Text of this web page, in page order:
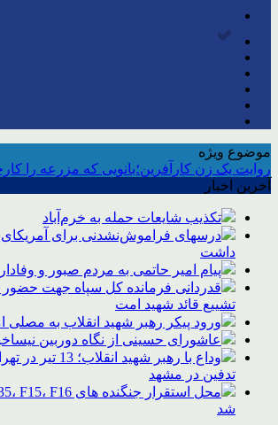
موضوع ویژه
روایت یک زن کارآفرین؛بانویی که مزرعه را
آخرین اخبار
تکذیب شایعات حمله به خرم‌آباد
درسهای فراموش‌نشدنی برای آمریکای
داشت
پیام امیر حاتمی به مردم صبور و
قدردانی فرمانده کل سپاه جهت حضور
تشییع قائد شهید امت
ورود پیکر رهبر شهید انقلاب به مصلی
عاشورای حسینی از نگاه دوربین
وداع با رهبر شهید
تدفین در مشهد
شد